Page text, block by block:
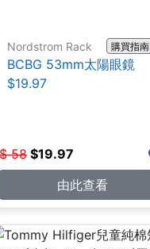
Nordstrom Rack 購買指南
BCBG 53mm太陽眼鏡
$19.97
58 $19.97
由此查看